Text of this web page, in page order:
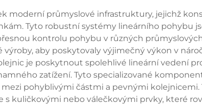
moderní průmyslové infrastruktury, jejichž
Tyto robustní systémy lineárního pohybu
kontrolu pohybu v různých
aby poskytovaly výjimečný výkon v
je poskytnout spolehlivé lineární vedení
zatížení. Tyto specializované
pohyblivými částmi a pevnými
s kuličkovými nebo válečkovými prvky, které